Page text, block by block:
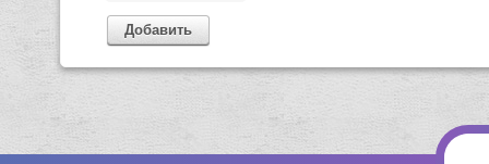
Добавить